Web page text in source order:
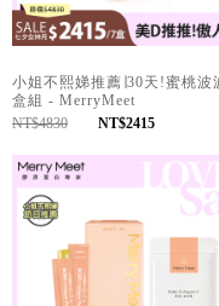
小姐不熙娣推薦∣30天!蜜桃波
盒組 - MerryMeet
NT$4830
NT$2415